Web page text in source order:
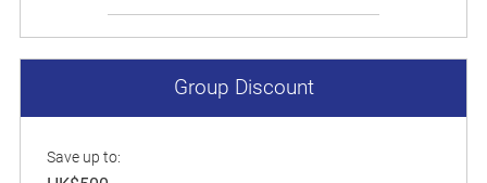
Group Discount
Save up to: